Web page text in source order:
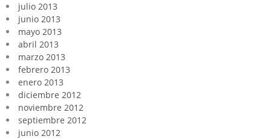
julio 2013
junio 2013
mayo 2013
abril 2013
marzo 2013
febrero 2013
enero 2013
diciembre 2012
noviembre 2012
septiembre 2012
junio 2012